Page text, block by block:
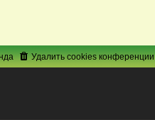
Удалить cookies конференции